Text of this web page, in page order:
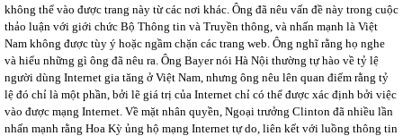
không thể vào được trang này từ các nơi khác. Ông đã nêu vấn đề này trong cuộc
thảo luận với giới chức Bộ Thông tin và Truyền thông, và nhấn mạnh là Việt
Nam không được tùy ý hoặc ngầm chặn các trang web. Ông nghĩ rằng họ nghe
và hiểu những gì ông đã nêu ra. Ông Bayer nói Hà Nội thường tự hào về tỷ lệ
người dùng Internet gia tăng ở Việt Nam, nhưng ông nêu lên quan điểm rằng tỷ
lệ đó chỉ là một phần, bởi lẽ giá trị của Internet chỉ có thể được xác định bởi việc
vào được mạng Internet. Về mặt nhân quyền, Ngoại trưởng Clinton đã nhiều lần
nhấn mạnh rằng Hoa Kỳ ủng hộ mạng Internet tự do, liên kết với luồng thông tin